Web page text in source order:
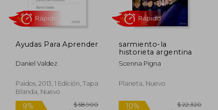
Ayudas Para Aprender
Daniel Valdez
Paidos, 2013, 1 Edición, Tapa
Blanda, Nuevo
sarmiento-la
historieta argentina
Scenna Pigna
Planeta, Nuevo